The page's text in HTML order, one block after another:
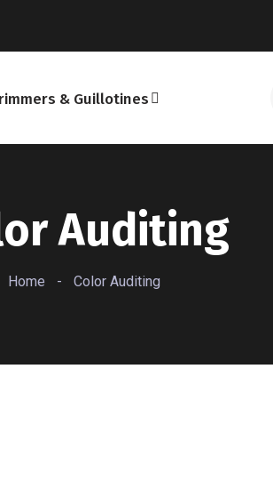
& Guillotines
Auditing
Home - Color Auditing